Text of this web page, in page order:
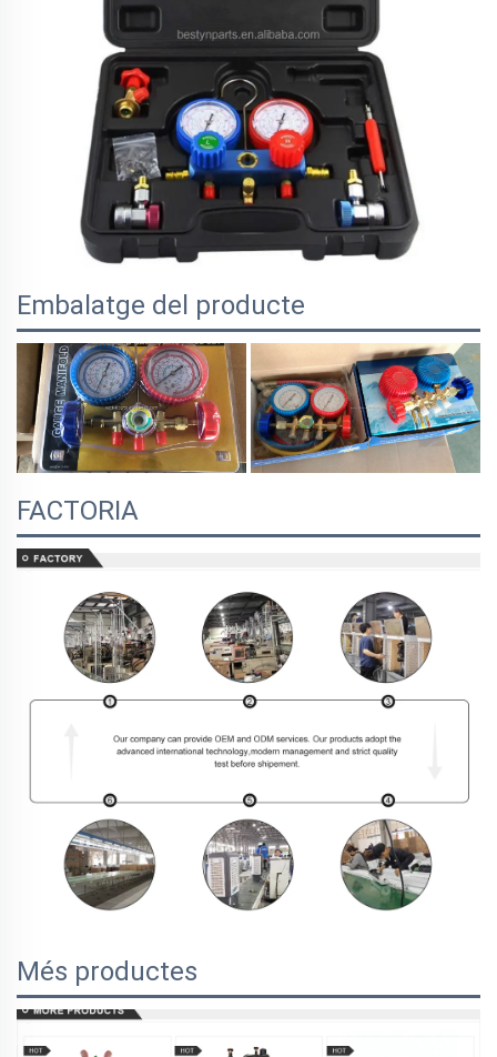
Embalatge del producte
FACTORIA
Més productes